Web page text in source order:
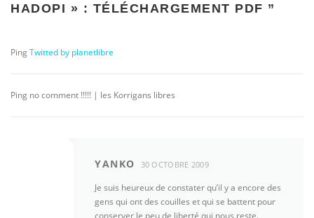
HADOPI » : TÉLÉCHARGEMENT PDF ”
PingTwitted by planetlibre
Ping no comment !!!!! | les Korrigans libres
YANKO 30 OCTOBRE 2009
Je suis heureux de constater qu’il y a encore des
gens qui ont des couilles et qui se battent pour
conserver le peu de liberté qui nous reste.